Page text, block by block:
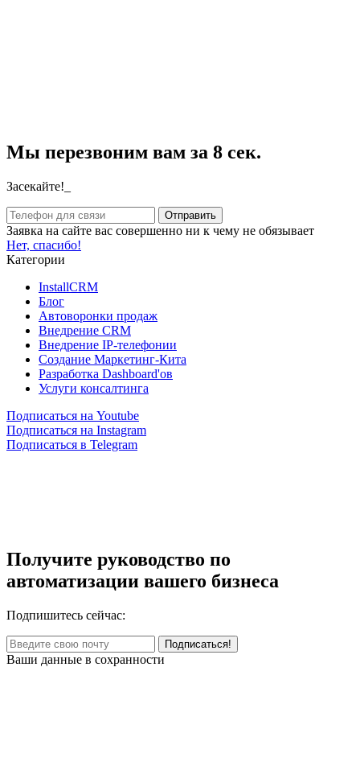
Мы перезвоним вам за 8 сек.
Засекайте!_
Заявка на сайте вас совершенно ни к чему не обязывает
Нет, спасибо!
Категории
InstallCRM
Блог
Автоворонки продаж
Внедрение CRM
Внедрение IP-телефонии
Создание Маркетинг-Кита
Разработка Dashboard'ов
Услуги консалтинга
Подписаться на Youtube
Подписаться на Instagram
Подписаться в Telegram
Получите руководство по
автоматизации вашего бизнеса
Подпишитесь сейчас:
Ваши данные в сохранности